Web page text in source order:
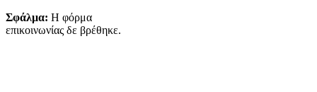
Σφάλμα: Η φόρμα
επικοινωνίας δε βρέθηκε.